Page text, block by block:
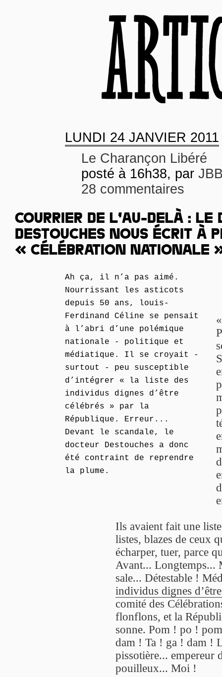
LUNDI 24 JANVIER 2011
Le Charançon Libéré
posté à 16h38, par
28 commentaires
COURRIER DE L’AU-DELÀ : LE
DESTOUCHES NOUS ÉCRIT À
« CÉLÉBRATION NATIONALE
Ah ça, il n’a pas aimé.
Nourrissant les asticots
depuis 50 ans, louis-
Ferdinand Céline se pensait
à l’abri d’une polémique
nationale - politique et
médiatique. Il se croyait -
surtout - peu susceptible
d’intégrer « la liste des
individus dignes d’être
célébrés » par la
République. Erreur...
Devant le scandale, le
docteur Destouches a donc
été contraint de reprendre
la plume.
Ils avaient fait une
listes, blazes de ceux
écharper, tuer, parce
Avant... Longtemps...
sale... Détestable !
individus dignes
comité des
flonflons, et la
sonne. Pom ! po !
dam ! Ta ! ga ! dam !
pissotière... empereur
pouilleux... Moi !